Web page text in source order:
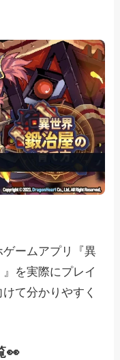
ームアプリ『異
を実際にプレイ
て分かりやすく
👀